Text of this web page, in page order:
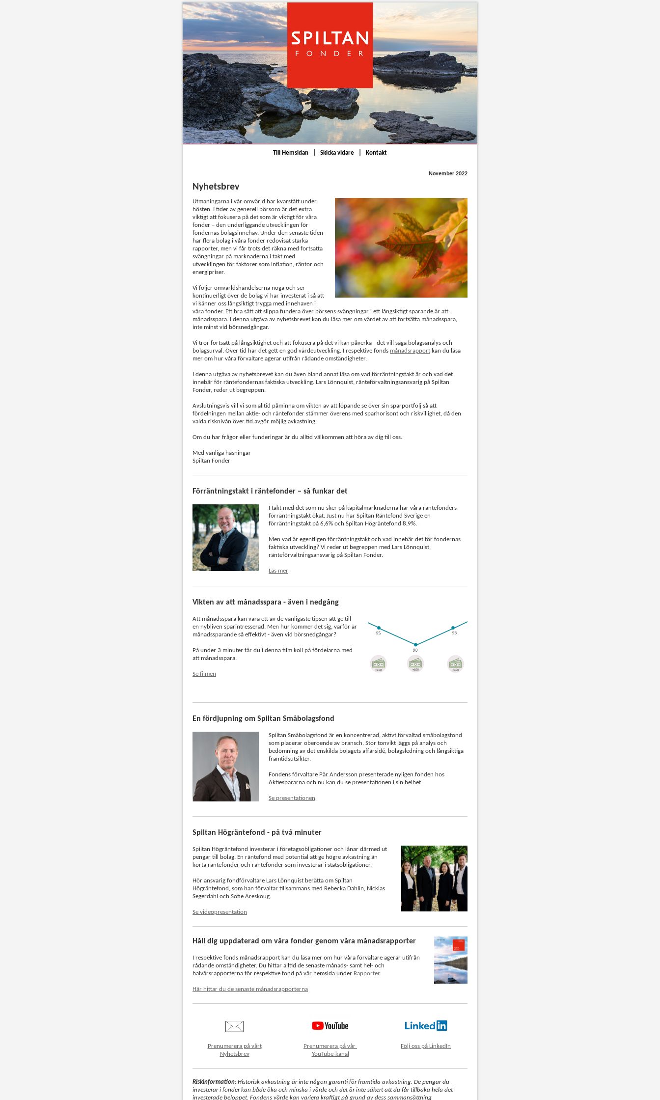
Till Hemsidan Skicka vidare Kontakt
November 2022
Nyhetsbrev
Utmaningarna i vår omvärld har kvarstått under
hösten. I tider av generell börsoro är det extra
viktigt att fokusera på det som är viktigt för våra
fonder – den underliggande utvecklingen för
fondernas bolagsinnehav. Under den senaste tiden
har flera bolag i våra fonder redovisat starka
rapporter, men vi får trots det räkna med fortsatta
svängningar på marknaderna i takt med
utvecklingen för faktorer som inflation, räntor och
energipriser.
Vi följer omvärldshändelserna noga och ser
kontinuerligt över de bolag vi har investerat i så att
vi känner oss långsiktigt trygga med innehaven i
våra fonder. Ett bra sätt att slippa fundera över börsens svängningar i ett långsiktigt sparande är att
månadsspara. I denna utgåva av nyhetsbrevet kan du läsa mer om värdet av att fortsätta månadsspara,
inte minst vid börsnedgångar.
Vi tror fortsatt på långsiktighet och att fokusera på det vi kan påverka - det vill säga bolagsanalys och
bolagsurval. Över tid har det gett en god värdeutveckling. I respektive fonds månadsrapport kan du läsa
mer om hur våra förvaltare agerar utifrån rådande omständigheter.
I denna utgåva av nyhetsbrevet kan du även bland annat läsa om vad förräntningstakt är och vad det
innebär för räntefondernas faktiska utveckling. Lars Lönnquist, ränteförvaltningsansvarig på Spiltan
Fonder, reder ut begreppen.
Avslutningsvis vill vi som alltid påminna om vikten av att löpande se över sin sparportfölj så att
fördelningen mellan aktie- och räntefonder stämmer överens med sparhorisont och riskvillighet, då den
valda risknivån över tid avgör möjlig avkastning.
Om du har frågor eller funderingar är du alltid välkommen att höra av dig till oss.
Med vänliga häsningar
Spiltan Fonder
Förräntningstakt i räntefonder – så funkar det
I takt med det som nu sker på kapitalmarknaderna har våra räntefonders
förräntningstakt ökat. Just nu har Spiltan Räntefond Sverige en
förräntningstakt på 6,6% och Spiltan Högräntefond 8,9%.
Men vad är egentligen förräntningstakt och vad innebär det för fondernas
faktiska utveckling? Vi reder ut begreppen med Lars Lönnquist,
ränteförvaltningsansvarig på Spiltan Fonder.
Läs mer
Vikten av att månadsspara - även i nedgång
Att månadsspara kan vara ett av de vanligaste tipsen att ge till
en nybliven sparintresserad. Men hur kommer det sig, varför är
månadssparande så effektivt - även vid börsnedgångar?
På under 3 minuter får du i denna film koll på fördelarna med
att månadsspara.
Se filmen
En fördjupning om Spiltan Småbolagsfond
Spiltan Småbolagsfond är en koncentrerad, aktivt förvaltad småbolagsfond
som placerar oberoende av bransch. Stor tonvikt läggs på analys och
bedömning av det enskilda bolagets affärsidé, bolagsledning och långsiktiga
framtidsutsikter.
Fondens förvaltare Pär Andersson presenterade nyligen fonden hos
Aktiespararna och nu kan du se presentationen i sin helhet.
Se presentationen
Spiltan Högräntefond - på två minuter
Spiltan Högräntefond investerar i företagsobligationer och lånar därmed ut
pengar till bolag. En räntefond med potential att ge högre avkastning än
korta räntefonder och räntefonder som investerar i statsobligationer.
Hör ansvarig fondförvaltare Lars Lönnquist berätta om Spiltan
Högräntefond, som han förvaltar tillsammans med Rebecka Dahlin, Nicklas
Segerdahl och Sofie Areskoug.
Se videopresentation
Håll dig uppdaterad om våra fonder genom våra månadsrapporter
I respektive fonds månadsrapport kan du läsa mer om hur våra förvaltare agerar utifrån
rådande omständigheter. Du hittar alltid de senaste månads- samt hel- och
halvårsrapporterna för respektive fond på vår hemsida under Rapporter.
Här hittar du de senaste månadsrapporterna
Prenumerera på vårt
Nyhetsbrev
Prenumerera på vår
YouTube-kanal
Följ oss på LinkedIn
Riskinformation: Historisk avkastning är inte någon garanti för framtida avkastning. De pengar du
investerar i fonder kan både öka och minska i värde och det är inte säkert att du får tillbaka hela det
investerade beloppet. Fondens värde kan variera kraftigt på grund av dess sammansättning